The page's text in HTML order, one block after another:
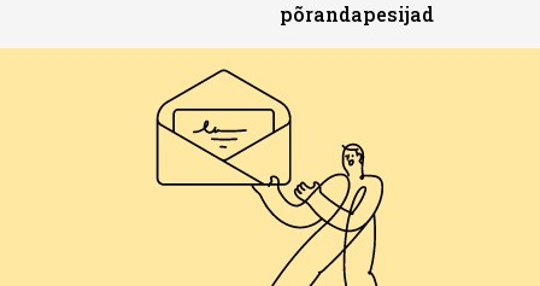
põrandapesijad